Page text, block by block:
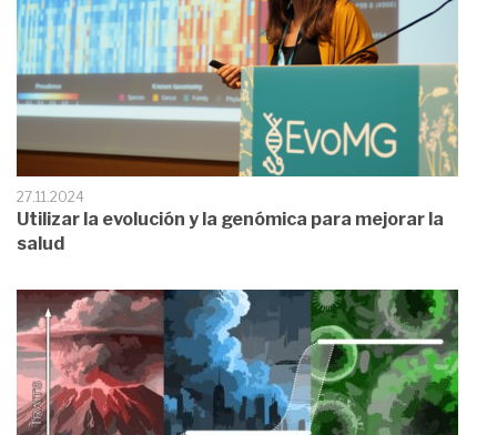
27.11.2024
Utilizar la evolución y la genómica para mejorar la
salud